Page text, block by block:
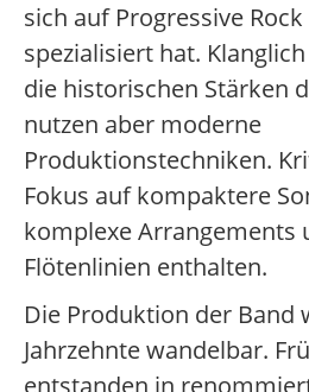
sich auf Progressive
spezialisiert hat.
die historischen Stärken
nutzen aber moderne
Produktionstechniken.
Fokus auf kompaktere
komplexe Arrangements
Flötenlinien enthalten.
Die Produktion der Band
Jahrzehnte wandelbar.